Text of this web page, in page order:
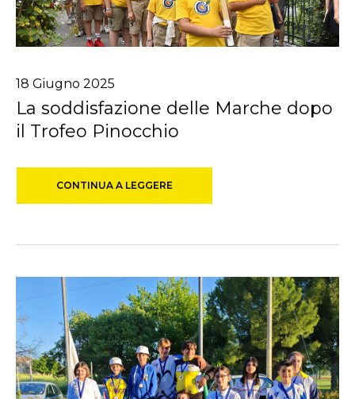
18 Giugno 2025
La soddisfazione delle Marche dopo
il Trofeo Pinocchio
CONTINUA A LEGGERE